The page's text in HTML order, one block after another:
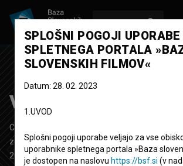
Vojna brez
Celovečerni dokumentarno-igrani TV film
zgodovinski
2024
Slovenija
SPLOŠNI POGOJI UPORABE
SPLETNEGA PORTALA
SLOVENSKIH FILMOV«
Datum: 28. 02. 2023
1.UVOD
Splošni pogoji uporabe veljajo za vse
uporabnike spletnega portala »Baza
je dostopen na naslovu https://bsf.si (v